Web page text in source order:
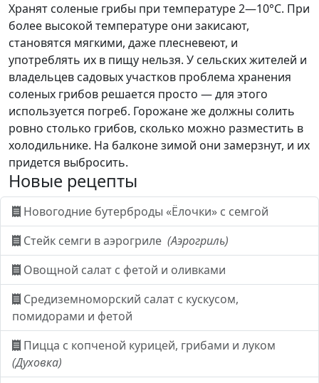
Хранят соленые грибы при температуре 2—10°С. При
более высокой температуре они закисают,
становятся мягкими, даже плесневеют, и
употреблять их в пищу нельзя. У сельских жителей и
владельцев садовых участков проблема хранения
соленых грибов решается просто — для этого
используется погреб. Горожане же должны солить
ровно столько грибов, сколько можно разместить в
холодильнике. На балконе зимой они замерзнут, и их
придется выбросить.
Новые рецепты
Новогодние бутерброды «Ёлочки» с семгой
Стейк семги в аэрогриле (Аэрогриль)
Овощной салат с фетой и оливками
Средиземноморский салат с кускусом,
помидорами и фетой
Пицца с копченой курицей, грибами и луком
(Духовка)